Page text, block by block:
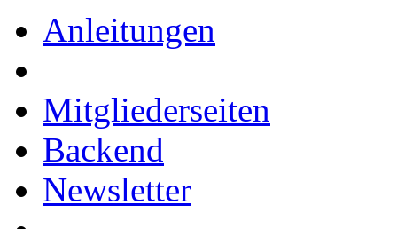
Anleitungen
Mitgliederseiten
Backend
Newsletter